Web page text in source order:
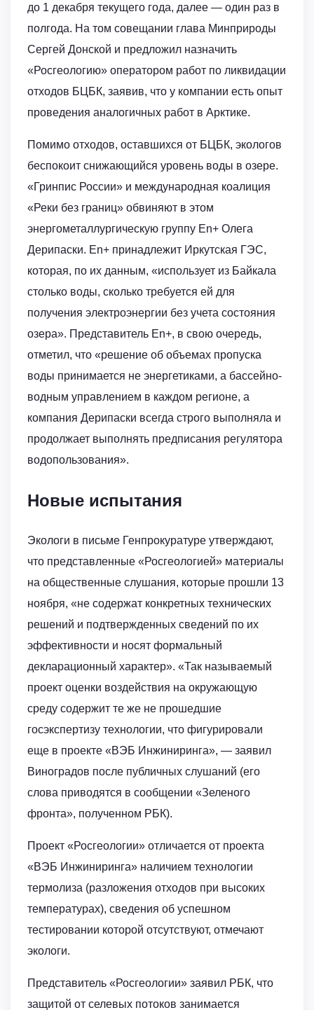
до 1 декабря текущего года, далее — один раз в
полгода. На том совещании глава Минприроды
Сергей Донской и предложил назначить
«Росгеологию» оператором работ по ликвидации
отходов БЦБК, заявив, что у компании есть опыт
проведения аналогичных работ в Арктике.
Помимо отходов, оставшихся от БЦБК, экологов
беспокоит снижающийся уровень воды в озере.
«Гринпис России» и международная коалиция
«Реки без границ» обвиняют в этом
энергометаллургическую группу En+ Олега
Дерипаски. En+ принадлежит Иркутская ГЭС,
которая, по их данным, «использует из Байкала
столько воды, сколько требуется ей для
получения электроэнергии без учета состояния
озера». Представитель En+, в свою очередь,
отметил, что «решение об объемах пропуска
воды принимается не энергетиками, а бассейно-
водным управлением в каждом регионе, а
компания Дерипаски всегда строго выполняла и
продолжает выполнять предписания регулятора
водопользования».
Новые испытания
Экологи в письме Генпрокуратуре утверждают,
что представленные «Росгеологией» материалы
на общественные слушания, которые прошли 13
ноября, «не содержат конкретных технических
решений и подтвержденных сведений по их
эффективности и носят формальный
декларационный характер». «Так называемый
проект оценки воздействия на окружающую
среду содержит те же не прошедшие
госэкспертизу технологии, что фигурировали
еще в проекте «ВЭБ Инжиниринга», — заявил
Виноградов после публичных слушаний (его
слова приводятся в сообщении «Зеленого
фронта», полученном РБК).
Проект «Росгеологии» отличается от проекта
«ВЭБ Инжиниринга» наличием технологии
термолиза (разложения отходов при высоких
температурах), сведения об успешном
тестировании которой отсутствуют, отмечают
экологи.
Представитель «Росгеологии» заявил РБК, что
защитой от селевых потоков занимается